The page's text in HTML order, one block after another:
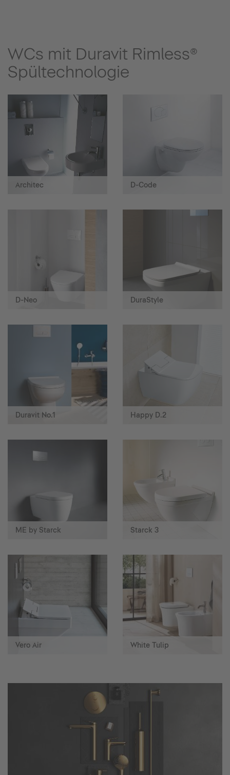
WCs mit Duravit Rimless®
Spültechnologie
Architec D-Code
D-Neo DuraStyle
Duravit No.1 Happy D.2
ME by Starck Starck 3
Vero Air White Tulip